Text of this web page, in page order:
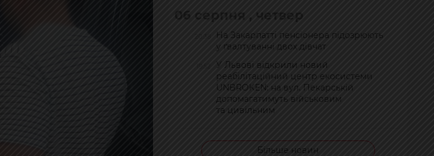
06 серпня , четвер
На Закарпатті пенсіонера підозрюють
у ґвалтуванні двох дівчат
У Львові відкрили новий
реабілітаційний центр екосистеми
UNBROKEN: на вул. Пекарській
допомагатимуть військовим
та цивільним
Більше новин